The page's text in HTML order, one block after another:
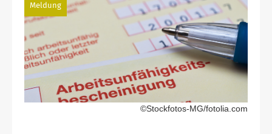
Meldung
©Stockfotos-MG/fotolia.com